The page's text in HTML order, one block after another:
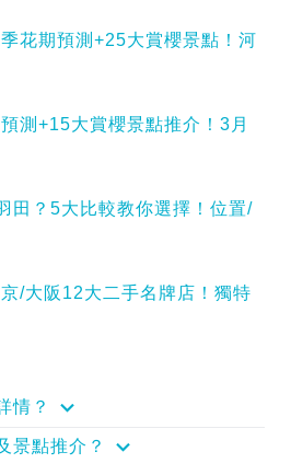
花期預測+25大賞櫻景點！河
測+15大賞櫻景點推介！3月
田？5大比較教你選擇！位置/
/大阪12大二手名牌店！獨特
情？
景點推介？